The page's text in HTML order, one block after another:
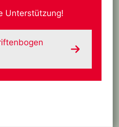
Unterstützung!